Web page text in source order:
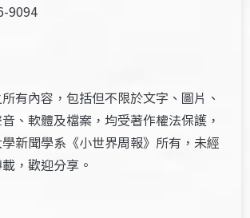
9094
有內容，包括但不限於文字、圖片、
、軟體及檔案，均受著作權法保護，
新聞學系《小世界周報》所有，未經
，歡迎分享。